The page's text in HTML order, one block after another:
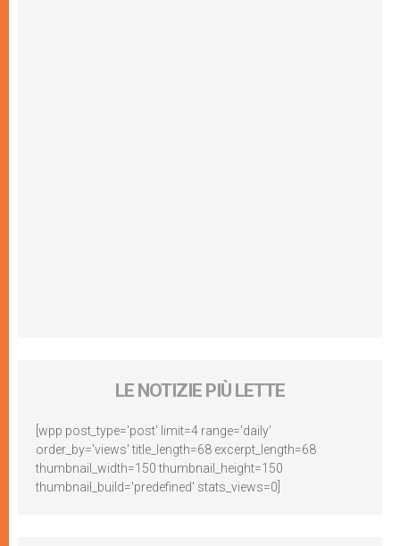
LE NOTIZIE PIÙ LETTE
[wpp post_type='post' limit=4 range='daily'
order_by='views' title_length=68 excerpt_length=68
thumbnail_width=150 thumbnail_height=150
thumbnail_build='predefined' stats_views=0]